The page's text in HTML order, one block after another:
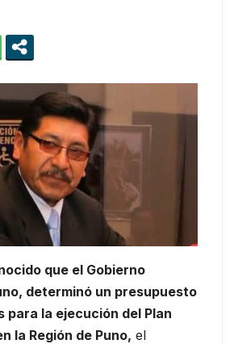
que el Gobierno
determinó un presupuesto
para la ejecución del Plan
la Región de Puno, el